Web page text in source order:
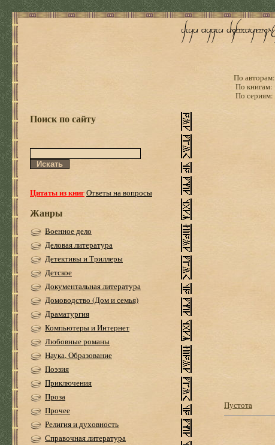
По авторам:
По книгам:
По сериям:
Поиск по сайту
Цитаты из книгОтветы на вопросы
Жанры
Военное дело
Деловая литература
Детективы и Триллеры
Детское
Документальная литература
Домоводство (Дом и семья)
Драматургия
Компьютеры и Интернет
Любовные романы
Наука, Образование
Поэзия
Приключения
Проза
Прочее
Религия и духовность
Справочная литература
Пустота